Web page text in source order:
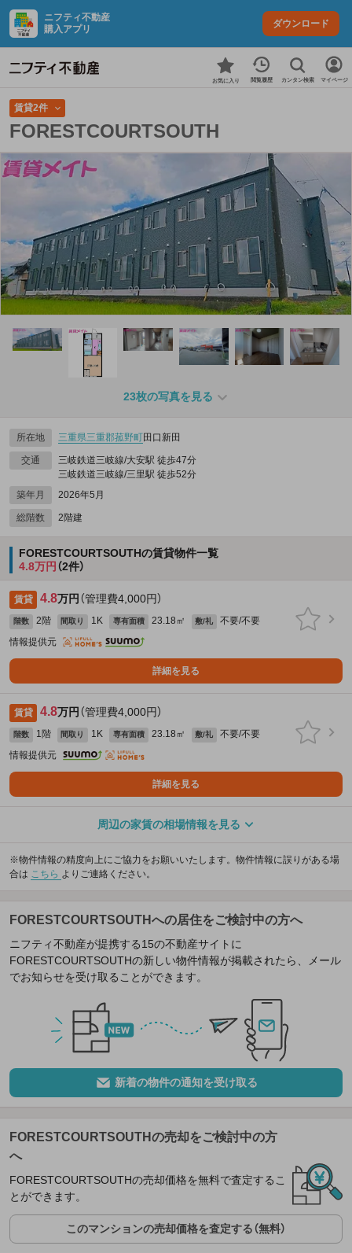
ニフティ不動産
購入アプリ
ダウンロード
お気に入り 閲覧履歴 カンタン検索 マイページ
賃貸2件
FORESTCOURTSOUTH
23枚の写真を見る
所在地 三重県三重郡菰野町田口新田
交通
三岐鉄道三岐線/大安駅 徒歩47分
三岐鉄道三岐線/三里駅 徒歩52分
築年月
2026年5月
総階数 2階建
FORESTCOURTSOUTHの賃貸物件一覧
4.8万円（2件）
賃貸 4.8万円（管理費4,000円）
階数 2階 間取り 1K 専有面積 23.18㎡ 敷/礼
不要/不要
情報提供元
詳細を見る
賃貸 4.8万円（管理費4,000円）
階数 1階 間取り 1K 専有面積 23.18㎡ 敷/礼
不要/不要
情報提供元
詳細を見る
周辺の家賃の相場情報を見る
※物件情報の精度向上にご協力をお願いいたします。物件情報に誤りがある場
合は こちら よりご連絡ください。
FORESTCOURTSOUTHへの居住をご検討中の方へ
ニフティ不動産が提携する15の不動産サイトに
FORESTCOURTSOUTHの新しい物件情報が掲載されたら、メール
でお知らせを受け取ることができます。
新着の物件の通知を受け取る
FORESTCOURTSOUTHの売却をご検討中の方
へ
FORESTCOURTSOUTHの売却価格を無料で査定するこ
とができます。
このマンションの売却価格を査定する（無料）